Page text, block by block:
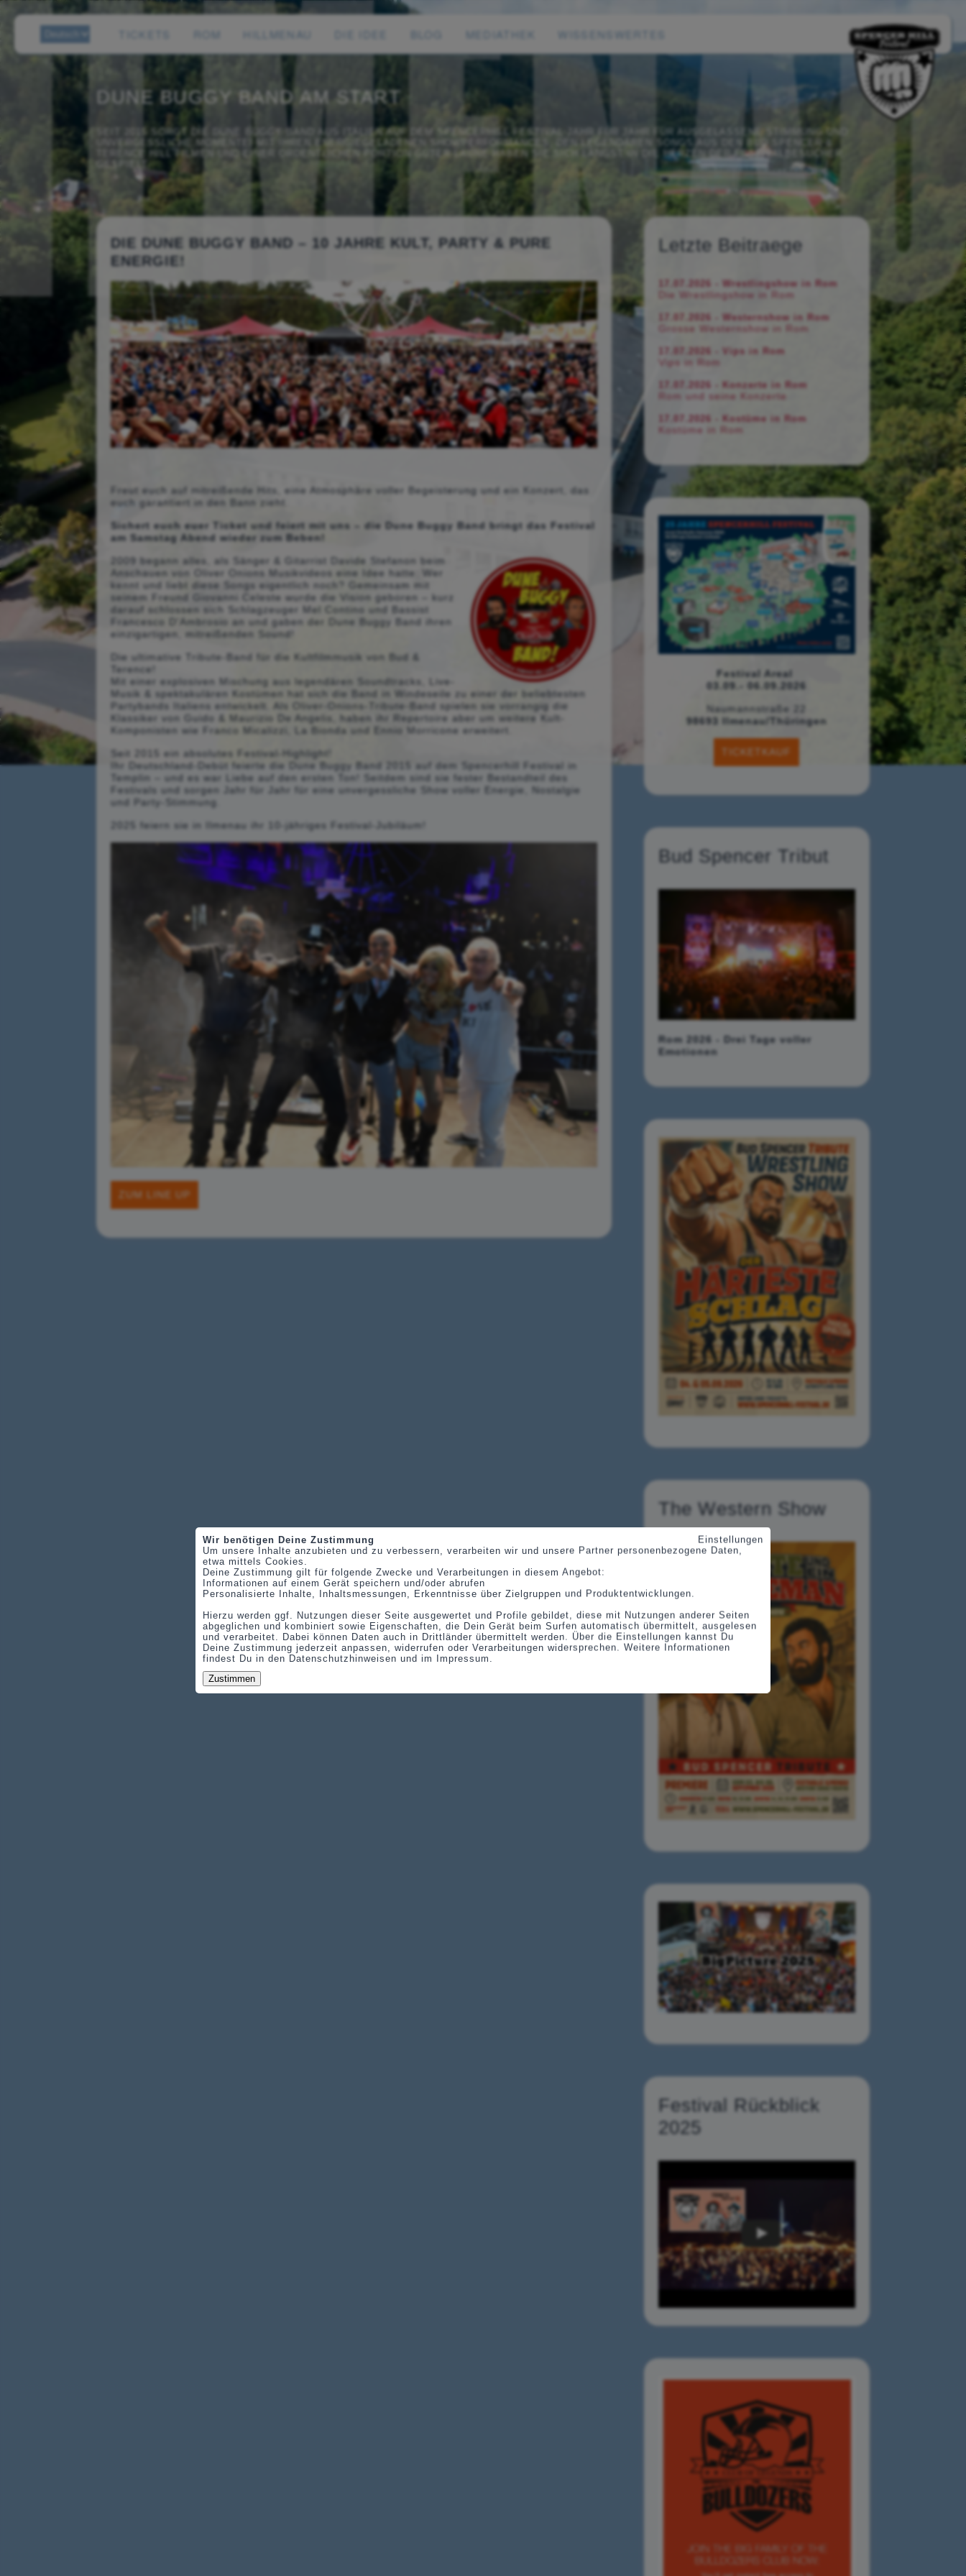
Wir benötigen Deine Zustimmung
Einstellungen
Um unsere Inhalte anzubieten und zu verbessern, verarbeiten wir und unsere Partner personenbezogene Daten,
etwa mittels Cookies.
Deine Zustimmung gilt für folgende Zwecke und Verarbeitungen in diesem Angebot:
Informationen auf einem Gerät speichern und/oder abrufen
Personalisierte Inhalte, Inhaltsmessungen, Erkenntnisse über Zielgruppen und Produktentwicklungen.
Hierzu werden ggf. Nutzungen dieser Seite ausgewertet und Profile gebildet, diese mit Nutzungen anderer Seiten
abgeglichen und kombiniert sowie Eigenschaften, die Dein Gerät beim Surfen automatisch übermittelt, ausgelesen
und verarbeitet. Dabei können Daten auch in Drittländer übermittelt werden. Über die Einstellungen kannst Du
Deine Zustimmung jederzeit anpassen, widerrufen oder Verarbeitungen widersprechen. Weitere Informationen
findest Du in den Datenschutzhinweisen und im Impressum.
Zustimmen
DUNE BUGGY BAND AM START
SEIT 2015 SORGT DIE DUNE BUGGY BAND AUS ITALIEN AUF DEM SPENCERHILL FESTIVAL JAHR FÜR JAHR FÜR AUSGELASSENE STIMMUNG UND
UNVERGESSLICHE MOMENTE! MIT IHREN ENERGIEGELADENEN SHOWPERFORMANCES, DEN LEGENDÄREN SONGS AUS DEN BUD SPENCER &
TERENCE HILL FILMEN UND EINER ORDENTLICHEN PORTION GUTER LAUNE HABEN SIE SICH LÄNGST IN DIE HERZEN DER FESTIVALBESUCHER
TICKETS HILLMENAU MEDIATHEK WISSENSWERTES
DIE DUNE BUGGY BAND – 10 JAHRE KULT, PARTY & PURE
ENERGIE!
Freut euch auf mitreißende Hits, eine Atmosphäre voller Begeisterung und ein Konzert, das
euch garantiert in den Bann zieht.
Sichert euch euer Ticket und feiert mit uns – die Dune Buggy Band bringt das Festival
am Samstag Abend wieder zum Beben!
2009 begann alles, als Sänger & Gitarrist Davide Stefanon beim
Anschauen von Oliver Onions Musikvideos eine Idee hatte: Wer
kennt und liebt diese Songs eigentlich noch? Gemeinsam mit
seinem Freund Giovanni Celeste wurde die Vision geboren – kurz
darauf schlossen sich Schlagzeuger Mel Contino und Bassist
Francesco D'Ambrosio an und gaben der Dune Buggy Band ihren
einzigartigen, mitreißenden Sound!
Die ultimative Tribute-Band für die Kultfilmmusik von Bud &
Terence!
Mit einer explosiven Mischung aus legendären Soundtracks, Live-
Musik & spektakulären Kostümen hat sich die Band in Windeseile zu einer der beliebtesten
Partybands Italiens entwickelt. Als Oliver-Onions-Tribute-Band spielen sie vorrangig die
Klassiker von Guido & Maurizio De Angelis, haben ihr Repertoire aber um weitere Kult-
Komponisten wie Franco Micalizzi, La Bionda und Ennio Morricone erweitert.
Seit 2015 ein absolutes Festival-Highlight!
Ihr Deutschland-Debüt feierte die Dune Buggy Band 2015 auf dem Spencerhill Festival in
Templin – und es war Liebe auf den ersten Ton! Seitdem sind sie fester Bestandteil des
Festivals und sorgen Jahr für Jahr für eine unvergessliche Show voller Energie, Nostalgie
und Party-Stimmung.
2025 feiern sie in Ilmenau ihr 10-jähriges Festival-Jubiläum!
ZUM LINE UP
Letzte Beitraege
17.07.2026 - Wrestlingshow in Rom
Die Wrestlingshow in Rom
17.07.2026 - Westernshow in Rom
Grosse Westernshow in Rom
17.07.2026 - Vips in Rom
Vips in Rom
17.07.2026 - Konzerte in Rom
Rom und seine Konzerte
17.07.2026 - Kostüme in Rom
Kostüme in Rom
Festival Areal
03.09.- 06.09.2026
Naumannstraße 22
98693 Ilmenau/Thüringen
TICKETKAUF
Bud Spencer Tribut
Rom 2026 - Drei Tage voller
Emotionen
The Western Show
Festival Rückblick
2025